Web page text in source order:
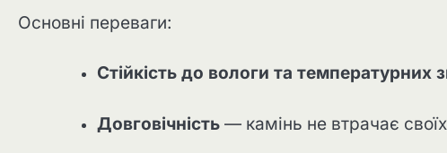
Основні переваги:
Стійкість до вологи та температурних
Довговічність — камінь не втрачає